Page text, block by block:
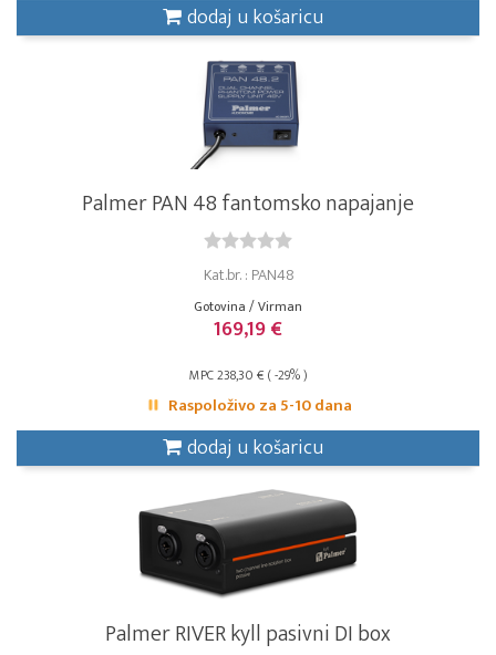
dodaj u košaricu
Palmer PAN 48 fantomsko napajanje
Kat.br. : PAN48
Gotovina / Virman
169,19 €
MPC 238,30 € ( -29% )
Raspoloživo za 5-10 dana
dodaj u košaricu
Palmer RIVER kyll pasivni DI box